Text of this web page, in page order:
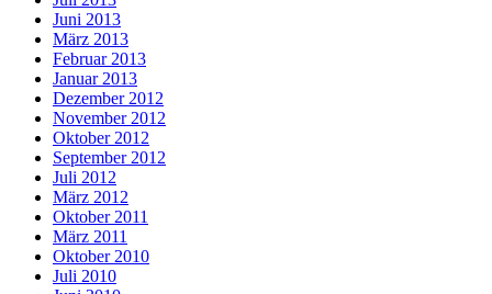
Juni 2013
März 2013
Februar 2013
Januar 2013
Dezember 2012
November 2012
Oktober 2012
September 2012
Juli 2012
März 2012
Oktober 2011
März 2011
Oktober 2010
Juli 2010